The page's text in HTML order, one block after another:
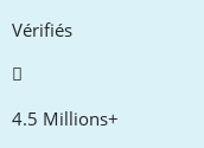
Vérifiés
4.5 Millions+